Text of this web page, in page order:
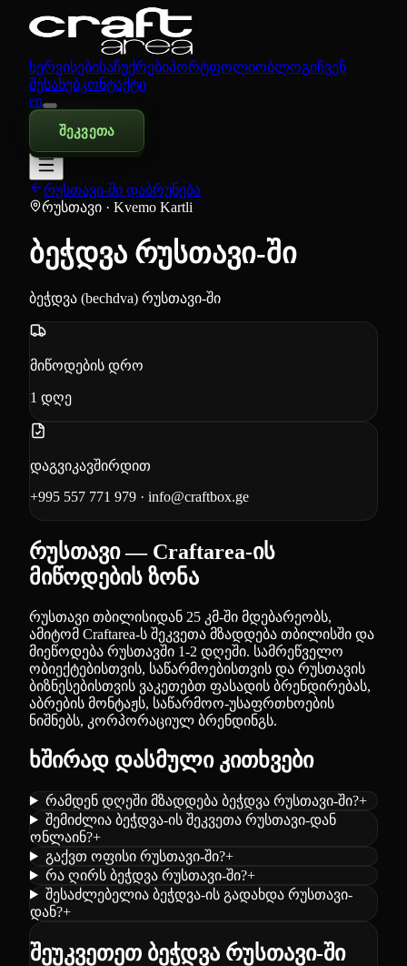
სერვისებისაჩუქრებიპორტფოლიობლოგიჩვენ
შესახებკონტაქტი
en
შეკვეთა
რუსთავი-ში დაბრუნება
რუსთავი · Kvemo Kartli
ბეჭდვა რუსთავი-ში
ბეჭდვა (bechdva) რუსთავი-ში
მიწოდების დრო
1 დღე
დაგვიკავშირდით
+995 557 771 979 · info@craftbox.ge
რუსთავი — Craftarea-ის
მიწოდების ზონა
რუსთავი თბილისიდან 25 კმ-ში მდებარეობს,
ამიტომ Craftarea-ს შეკვეთა მზადდება თბილისში და
მიეწოდება რუსთავში 1-2 დღეში. სამრეწველო
ობიექტებისთვის, საწარმოებისთვის და რუსთავის
ბიზნესებისთვის ვაკეთებთ ფასადის ბრენდირებას,
აბრების მონტაჟს, საწარმოო-უსაფრთხოების
ნიშნებს, კორპორაციულ ბრენდინგს.
ხშირად დასმული კითხვები
რამდენ დღეში მზადდება ბეჭდვა რუსთავი-ში?+
შემიძლია ბეჭდვა-ის შეკვეთა რუსთავი-დან
ონლაინ?+
გაქვთ ოფისი რუსთავი-ში?+
რა ღირს ბეჭდვა რუსთავი-ში?+
შესაძლებელია ბეჭდვა-ის გადახდა რუსთავი-
დან?+
შეუკვეთეთ ბეჭდვა რუსთავი-ში